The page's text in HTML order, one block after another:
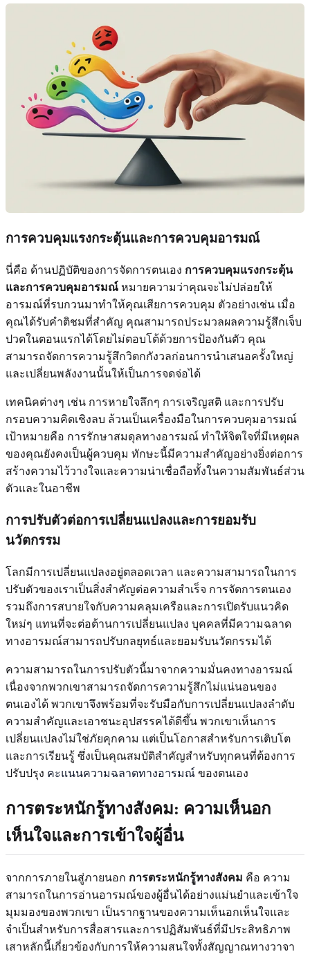
การควบคุมแรงกระตุ้นและการควบคุมอารมณ์
นี่คือ ด้านปฏิบัติของการจัดการตนเอง การควบคุมแรงกระตุ้น
และการควบคุมอารมณ์ หมายความว่าคุณจะไม่ปล่อยให้
อารมณ์ที่รบกวนมาทำให้คุณเสียการควบคุม ตัวอย่างเช่น เมื่อ
คุณได้รับคำติชมที่สำคัญ คุณสามารถประมวลผลความรู้สึกเจ็บ
ปวดในตอนแรกได้โดยไม่ตอบโต้ด้วยการป้องกันตัว คุณ
สามารถจัดการความรู้สึกวิตกกังวลก่อนการนำเสนอครั้งใหญ่
และเปลี่ยนพลังงานนั้นให้เป็นการจดจ่อได้
เทคนิคต่างๆ เช่น การหายใจลึกๆ การเจริญสติ และการปรับ
กรอบความคิดเชิงลบ ล้วนเป็นเครื่องมือในการควบคุมอารมณ์
เป้าหมายคือ การรักษาสมดุลทางอารมณ์ ทำให้จิตใจที่มีเหตุผล
ของคุณยังคงเป็นผู้ควบคุม ทักษะนี้มีความสำคัญอย่างยิ่งต่อการ
สร้างความไว้วางใจและความน่าเชื่อถือทั้งในความสัมพันธ์ส่วน
ตัวและในอาชีพ
การปรับตัวต่อการเปลี่ยนแปลงและการยอมรับ
นวัตกรรม
โลกมีการเปลี่ยนแปลงอยู่ตลอดเวลา และความสามารถในการ
ปรับตัวของเราเป็นสิ่งสำคัญต่อความสำเร็จ การจัดการตนเอง
รวมถึงการสบายใจกับความคลุมเครือและการเปิดรับแนวคิด
ใหม่ๆ แทนที่จะต่อต้านการเปลี่ยนแปลง บุคคลที่มีความฉลาด
ทางอารมณ์สามารถปรับกลยุทธ์และยอมรับนวัตกรรมได้
ความสามารถในการปรับตัวนี้มาจากความมั่นคงทางอารมณ์
เนื่องจากพวกเขาสามารถจัดการความรู้สึกไม่แน่นอนของ
ตนเองได้ พวกเขาจึงพร้อมที่จะรับมือกับการเปลี่ยนแปลงลำดับ
ความสำคัญและเอาชนะอุปสรรคได้ดีขึ้น พวกเขาเห็นการ
เปลี่ยนแปลงไม่ใช่ภัยคุกคาม แต่เป็นโอกาสสำหรับการเติบโต
และการเรียนรู้ ซึ่งเป็นคุณสมบัติสำคัญสำหรับทุกคนที่ต้องการ
ปรับปรุง คะแนนความฉลาดทางอารมณ์ ของตนเอง
การตระหนักรู้ทางสังคม: ความเห็นอก
เห็นใจและการเข้าใจผู้อื่น
จากการภายในสู่ภายนอก การตระหนักรู้ทางสังคม คือ ความ
สามารถในการอ่านอารมณ์ของผู้อื่นได้อย่างแม่นยำและเข้าใจ
มุมมองของพวกเขา เป็นรากฐานของความเห็นอกเห็นใจและ
จำเป็นสำหรับการสื่อสารและการปฏิสัมพันธ์ที่มีประสิทธิภาพ
เสาหลักนี้เกี่ยวข้องกับการให้ความสนใจทั้งสัญญาณทางวาจา